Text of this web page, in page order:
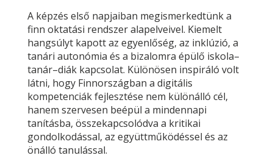
A képzés első napjaiban megismerkedtünk a
finn oktatási rendszer alapelveivel. Kiemelt
hangsúlyt kapott az egyenlőség, az inklúzió, a
tanári autonómia és a bizalomra épülő iskola–
tanár–diák kapcsolat. Különösen inspiráló volt
látni, hogy Finnországban a digitális
kompetenciák fejlesztése nem különálló cél,
hanem szervesen beépül a mindennapi
tanításba, összekapcsolódva a kritikai
gondolkodással, az együttműködéssel és az
önálló tanulással.